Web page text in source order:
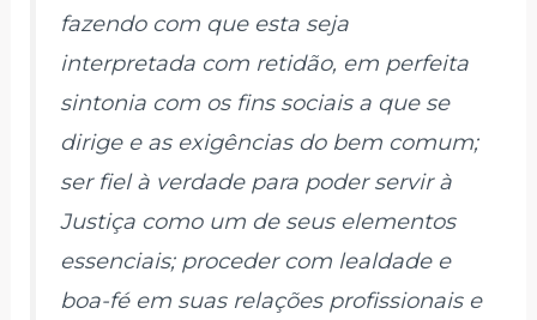
fazendo com que esta seja
interpretada com retidão, em perfeita
sintonia com os fins sociais a que se
dirige e as exigências do bem comum;
ser fiel à verdade para poder servir à
Justiça como um de seus elementos
essenciais; proceder com lealdade e
boa-fé em suas relações profissionais e